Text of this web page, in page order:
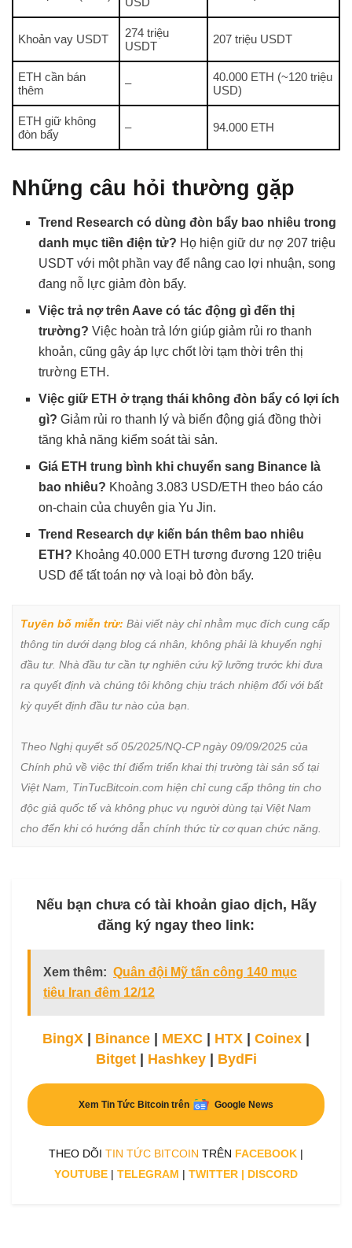
Khoản vay USDT
274 triệu
USDT
207 triệu USDT
ETH cần bán
thêm
–
40.000 ETH (~120 triệu
USD)
ETH giữ không
đòn bẩy
– 94.000 ETH
Những câu hỏi thường gặp
Trend Research có dùng đòn bẩy bao nhiêu trong
danh mục tiền điện tử? Họ hiện giữ dư nợ 207 triệu
USDT với một phần vay để nâng cao lợi nhuận, song
đang nỗ lực giảm đòn bẩy.
Việc trả nợ trên Aave có tác động gì đến thị
trường? Việc hoàn trả lớn giúp giảm rủi ro thanh
khoản, cũng gây áp lực chốt lời tạm thời trên thị
trường ETH.
Việc giữ ETH ở trạng thái không đòn bẩy có lợi ích
gì? Giảm rủi ro thanh lý và biến động giá đồng thời
tăng khả năng kiểm soát tài sản.
Giá ETH trung bình khi chuyển sang Binance là
bao nhiêu? Khoảng 3.083 USD/ETH theo báo cáo
on-chain của chuyên gia Yu Jin.
Trend Research dự kiến bán thêm bao nhiêu
ETH? Khoảng 40.000 ETH tương đương 120 triệu
USD để tất toán nợ và loại bỏ đòn bẩy.
Tuyên bố miễn trừ: Bài viết này chỉ nhằm mục đích cung cấp
thông tin dưới dạng blog cá nhân, không phải là khuyến nghị
đầu tư. Nhà đầu tư cần tự nghiên cứu kỹ lưỡng trước khi đưa
ra quyết định và chúng tôi không chịu trách nhiệm đối với bất
kỳ quyết định đầu tư nào của bạn.
Theo Nghị quyết số 05/2025/NQ-CP ngày 09/09/2025 của
Chính phủ về việc thí điểm triển khai thị trường tài sản số tại
Việt Nam, TinTucBitcoin.com hiện chỉ cung cấp thông tin cho
độc giả quốc tế và không phục vụ người dùng tại Việt Nam
cho đến khi có hướng dẫn chính thức từ cơ quan chức năng.
Nếu bạn chưa có tài khoản giao dịch, Hãy
đăng ký ngay theo link:
Xem thêm: Quân đội Mỹ tấn công 140 mục
tiêu Iran đêm 12/12
BingX Binance MEXC HTX Coinex
Bitget| Hashkey| BydFi
Xem Tin Tức Bitcoin trên Google News
THEO DÕI TIN TỨC BITCOIN TRÊN FACEBOOK |
YOUTUBE | TELEGRAM | TWITTER | DISCORD